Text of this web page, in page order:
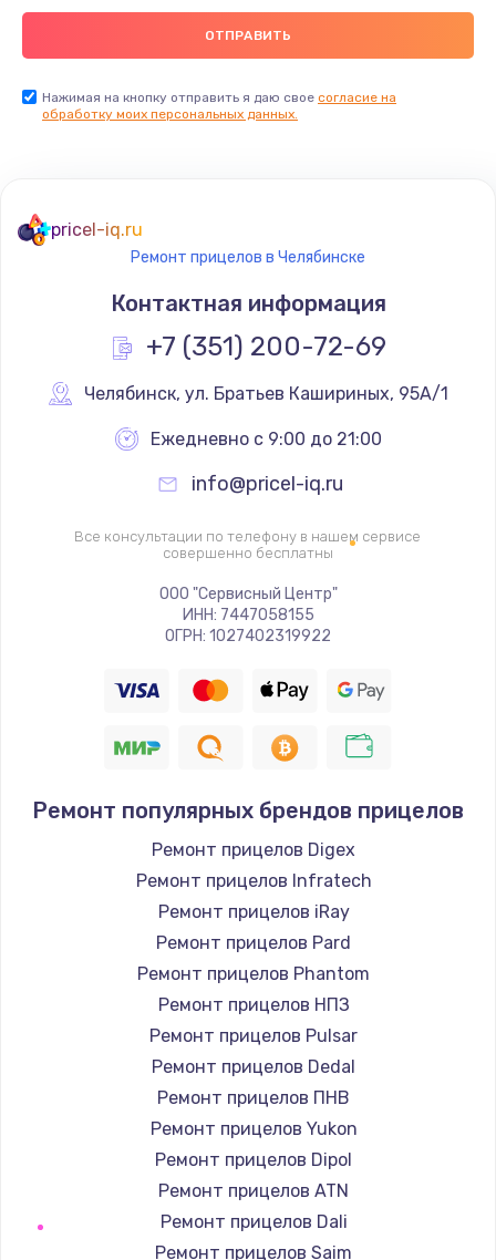
Заказать
Замена термостата
1200 руб.
Заказать
Замена реле
700 руб.
Заказать
Замена ТЭНа
Заказать
Замена шнура
Заказать
Замена / ремонт электронного модуля
управления
600 руб.
Заказать
Замена конфорки
Заказать
Замена платы сенсора
Заказать
Нажимая на кнопку отправить я даю свое согласие на
обработку моих персональных данных.
pricel-iq.ru
Ремонт прицелов в Челябинске
Контактная информация
+7 (351) 200-72-69
Челябинск, ул. Братьев Кашириных, 95А/1
Ежедневно с 9:00 до 21:00
info@pricel-iq.ru
Все консультации по телефону в нашем сервисе
совершенно бесплатны
ООО "Сервисный Центр"
ИНН: 7447058155
ОГРН: 1027402319922
Ремонт популярных брендов прицелов
Ремонт прицелов Digex
Ремонт прицелов Infratech
Ремонт прицелов iRay
Ремонт прицелов Pard
Ремонт прицелов Phantom
Ремонт прицелов НПЗ
Ремонт прицелов Pulsar
Ремонт прицелов Dedal
Ремонт прицелов ПНВ
Ремонт прицелов Yukon
Ремонт прицелов Dipol
Ремонт прицелов ATN
Ремонт прицелов Dali
Ремонт прицелов Saim